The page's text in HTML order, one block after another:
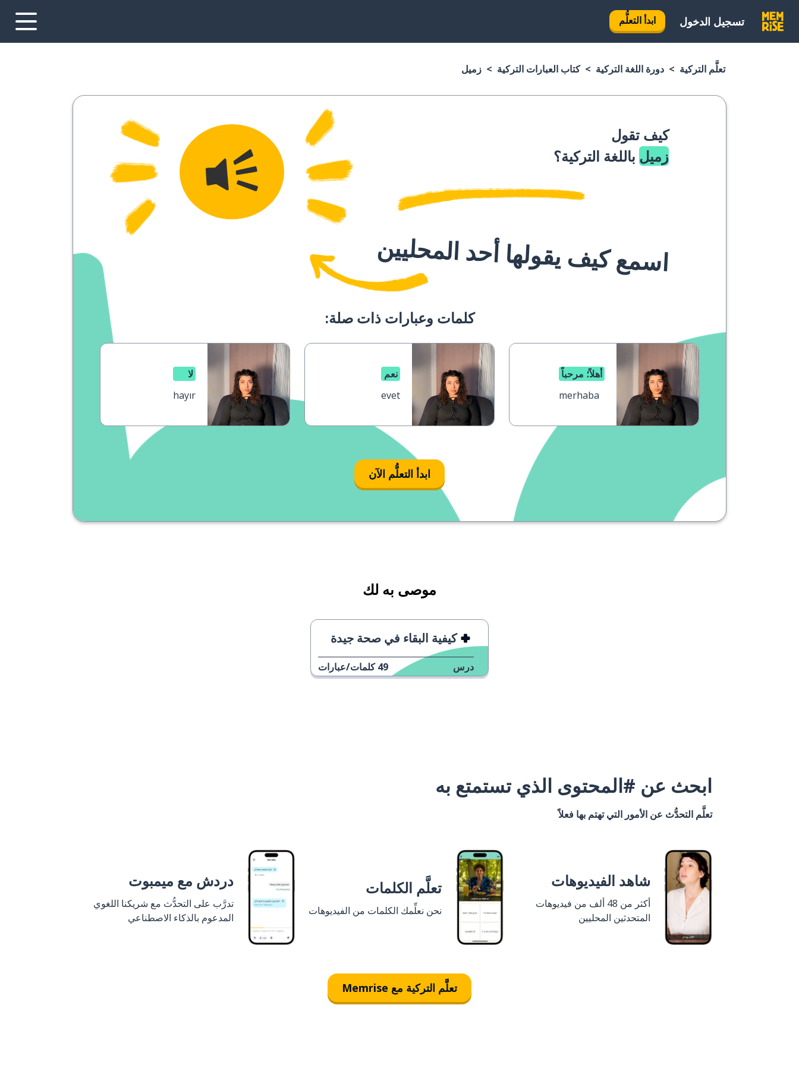
تسجيل الدخول ابدأ التعلُّم
تعلَّم التركية دورة اللغة التركية كتاب العبارات التركية زميل
كيف تقول
زميل باللغة التركية؟
اسمع كيف يقولها أحد المحليين
كلمات وعبارات ذات صلة:
أهلاً؛ مرحباً
merhaba
نعم
evet
لا
hayır
ابدأ التعلُّم الآن
موصى به لك
كيفية البقاء في صحة جيدة
درس 49 كلمات/عبارات
ابحث عن #المحتوى الذي تستمتع به
تعلَّم التحدُّث عن الأمور التي تهتم بها فعلاً
شاهد الفيديوهات
أكثر من 48 ألف من فيديوهات
المتحدثين المحليين
تعلَّم الكلمات
نحن نعلِّمك الكلمات من الفيديوهات
دردش مع ميمبوت
تدرَّب على التحدُّث مع شريكنا اللغوي
المدعوم بالذكاء الاصطناعي
تعلَّم التركية مع Memrise